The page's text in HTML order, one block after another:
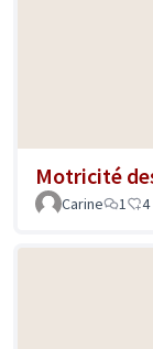
Motricité
Carine
1 4